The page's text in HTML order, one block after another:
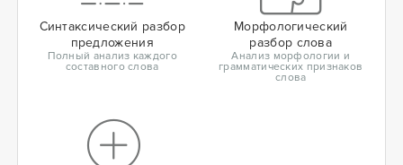
Синтаксический разбор
предложения
Полный анализ каждого
составного слова
Морфологический
разбор слова
Анализ морфологии и
грамматических признаков
слова